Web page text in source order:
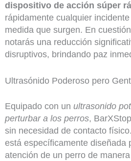
dispositivo de acción súper
rápidamente cualquier
medida que surgen. En
notarás una reducción
disruptivos, brindando paz
Ultrasónido Poderoso pero
Equipado con un ultrasonido
perturbar a los perros,
sin necesidad de contacto
está específicamente diseñada
atención de un perro de